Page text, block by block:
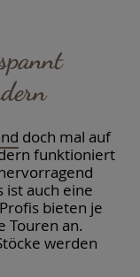
doch mal auf
funktioniert
ist auch eine
bieten je
Touren an.
werden